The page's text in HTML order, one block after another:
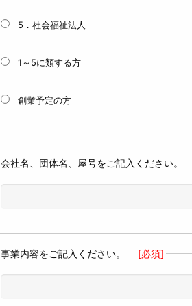
5．社会福祉法人
1～5に類する方
創業予定の方
会社名、団体名、屋号をご記入ください。
事業内容をご記入ください。 [必須]